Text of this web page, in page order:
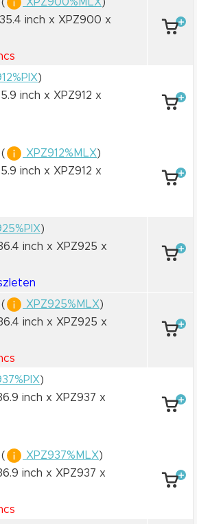
inch x XPZ900 x
)
inch x XPZ912 x
( XPZ912%MLX)
inch x XPZ912 x
)
inch x XPZ925 x
( XPZ925%MLX)
inch x XPZ925 x
)
inch x XPZ937 x
( XPZ937%MLX)
inch x XPZ937 x